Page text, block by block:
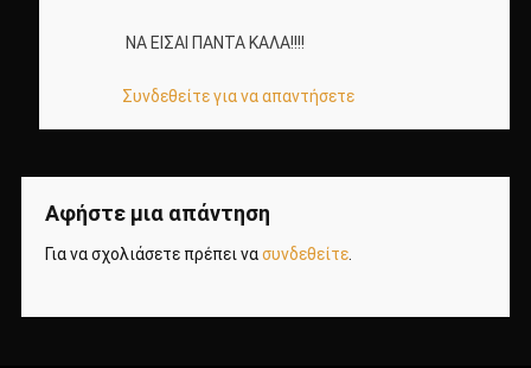
ΝΑ ΕΙΣΑΙ ΠΑΝΤΑ ΚΑΛΑ!!!!
Συνδεθείτε για να απαντήσετε
Αφήστε μια απάντηση
Για να σχολιάσετε πρέπει νασυνδεθείτε.